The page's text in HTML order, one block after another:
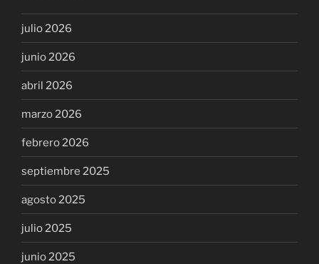
julio 2026
junio 2026
abril 2026
marzo 2026
febrero 2026
septiembre 2025
agosto 2025
julio 2025
junio 2025